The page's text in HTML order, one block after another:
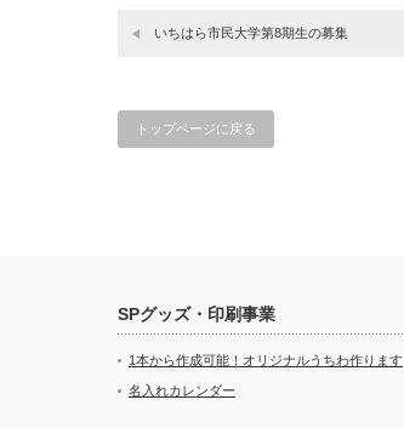
いちはら市民大学第8期生の募集
トップページに戻る
SPグッズ・印刷事業
1本から作成可能！オリジナルうちわ作ります
名入れカレンダー